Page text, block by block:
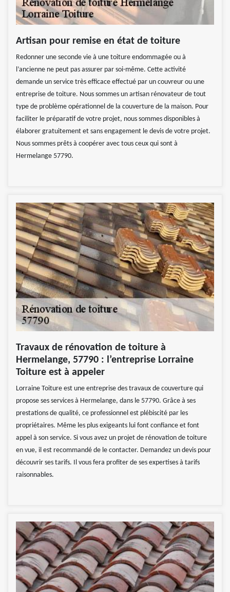
Artisan pour remise en état de toiture
Redonner une seconde vie à une toiture endommagée ou à
l’ancienne ne peut pas assurer par soi-même. Cette activité
demande un service très efficace effectué par un couvreur ou une
entreprise de toiture. Nous sommes un artisan rénovateur de tout
type de problème opérationnel de la couverture de la maison. Pour
faciliter le préparatif de votre projet, nous sommes disponibles à
élaborer gratuitement et sans engagement le devis de votre projet.
Nous sommes prêts à coopérer avec tous ceux qui sont à
Hermelange 57790.
Travaux de rénovation de toiture à
Hermelange, 57790 : l’entreprise Lorraine
Toiture est à appeler
Lorraine Toiture est une entreprise des travaux de couverture qui
propose ses services à Hermelange, dans le 57790. Grâce à ses
prestations de qualité, ce professionnel est plébiscité par les
propriétaires. Même les plus exigeants lui font confiance et font
appel à son service. Si vous avez un projet de rénovation de toiture
en vue, il est recommandé de le contacter. Demandez un devis pour
découvrir ses tarifs. Il vous fera profiter de ses expertises à tarifs
raisonnables.